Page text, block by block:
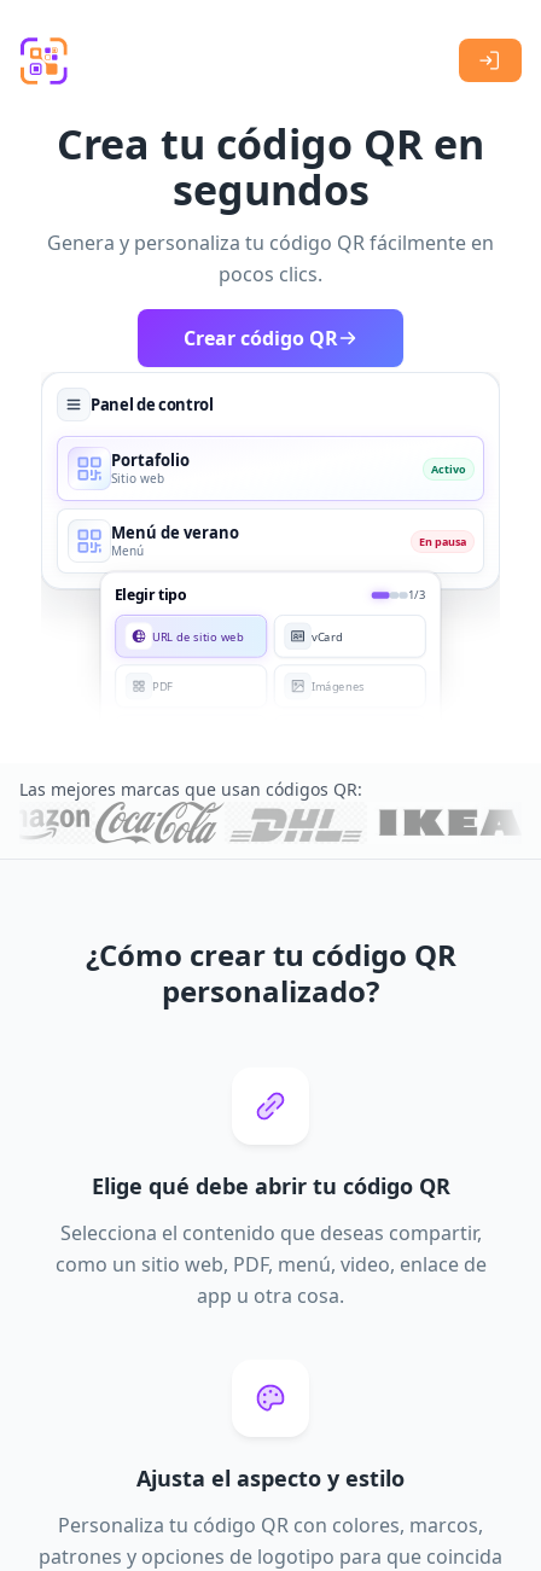
Crea tu código QR en
segundos
Genera y personaliza tu código QR fácilmente en
pocos clics.
Crear código QR
Panel de control
Portafolio
Sitio web
Activo
Menú de verano
Menú
En pausa
Elegir tipo 1/3
URL de sitio web vCard
PDF Imágenes
Las mejores marcas que usan códigos QR:
¿Cómo crear tu código QR
personalizado?
Elige qué debe abrir tu código QR
Selecciona el contenido que deseas compartir,
como un sitio web, PDF, menú, video, enlace de
app u otra cosa.
Ajusta el aspecto y estilo
Personaliza tu código QR con colores, marcos,
patrones y opciones de logotipo para que coincida